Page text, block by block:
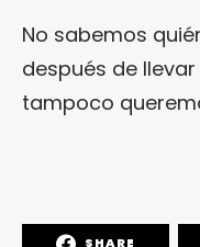
No sabemos
después de llevar
tampoco
SHARE